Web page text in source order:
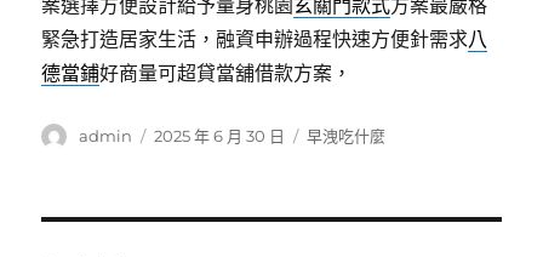
案選擇方便設計給予量身桃園玄關門款式方案最嚴格
緊急打造居家生活，融資申辦過程快速方便針需求八
德當鋪好商量可超貸當舖借款方案，
作
admin
發
2025 年 6 月 30 日
分
早洩吃什麼